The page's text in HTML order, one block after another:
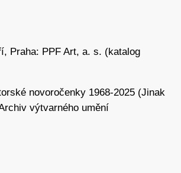
první institucionální úspěchy a Šejn
reformovanou Akademii výtvarných
vedoucí pedagog Ateliéru
kde působil až do roku 2011.
dále rozvíjel činnost
Praha: PPF Art, a. s. (katalog
novoročenky 1968-2025 (Jinak
výtvarného umění